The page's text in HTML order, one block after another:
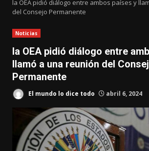
la OEA pidió diálogo entre ambos países y
del Consejo Permanente
Noticias
la OEA pidió diálogo entre
llamó a una reunión del
Permanente
El mundo lo dice todo abril 6, 2024